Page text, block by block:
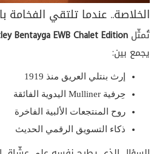
الخلاصة.. عندما تلتقي الفخامة
تُمثّل Bentayga EWB Chalet Edition
يجمع بين:
إرث بنتلي العريق منذ 1919
حِرفية Mulliner اليدوية الفائقة
روح المنتجعات الألبية الفاخرة
ذكاء التسويق الرقمي الحديث